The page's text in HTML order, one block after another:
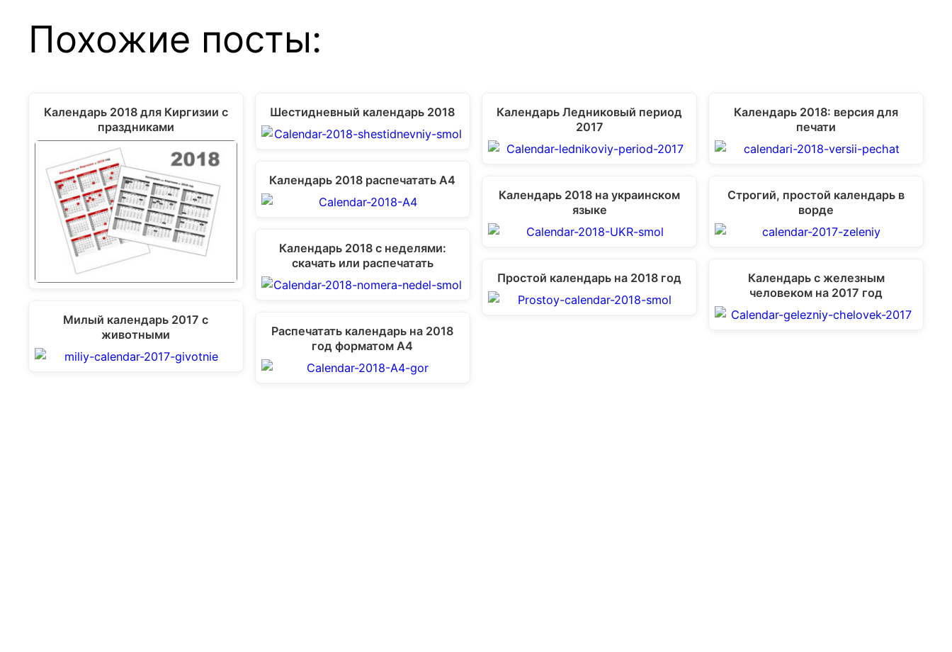
Похожие посты:
Календарь 2018 для Киргизии с
праздниками
Милый календарь 2017 с
животными
Шестидневный календарь 2018
Календарь 2018 распечатать А4
Календарь 2018 с неделями:
скачать или распечатать
Распечатать календарь на 2018
год форматом А4
Календарь Ледниковый период
2017
Календарь 2018 на украинском
языке
Простой календарь на 2018 год
Календарь 2018: версия для
печати
Строгий, простой календарь в
ворде
Календарь с железным
человеком на 2017 год